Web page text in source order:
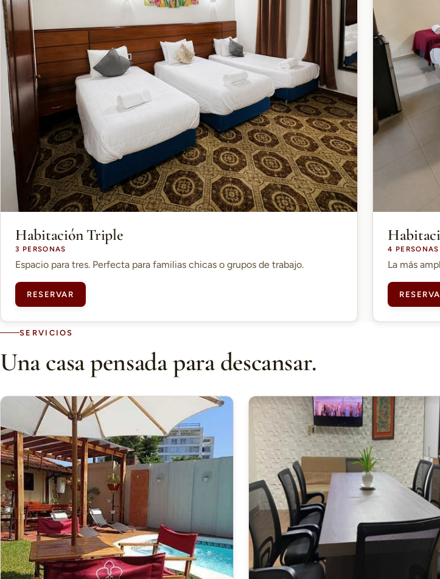
Habitación Triple
3 PERSONAS
Espacio para tres. Perfecta para familias chicas o grupos de trabajo.
RESERVAR
4 PERSONAS
La más
SERVICIOS
Una casa pensada para descansar.